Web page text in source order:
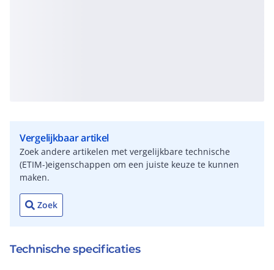
Vergelijkbaar artikel
Zoek andere artikelen met vergelijkbare technische
(ETIM-)eigenschappen om een juiste keuze te kunnen
maken.
Zoek
Technische specificaties